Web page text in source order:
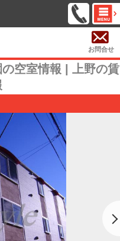
お問合せ
空室情報 | 上野の賃